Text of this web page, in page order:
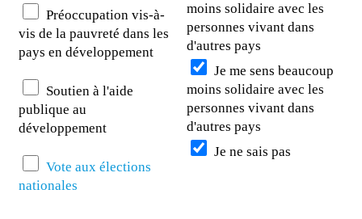
Préoccupation vis-à-
vis de la pauvreté dans les
pays en développement
Soutien à l'aide
publique au
développement
Vote aux élections
nationales
moins solidaire avec les
personnes vivant dans
d'autres pays
Je me sens beaucoup
moins solidaire avec les
personnes vivant dans
d'autres pays
Je ne sais pas